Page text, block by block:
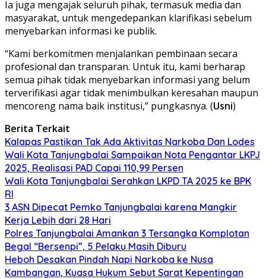
Ia juga mengajak seluruh pihak, termasuk media dan
masyarakat, untuk mengedepankan klarifikasi sebelum
menyebarkan informasi ke publik.
“Kami berkomitmen menjalankan pembinaan secara
profesional dan transparan. Untuk itu, kami berharap
semua pihak tidak menyebarkan informasi yang belum
terverifikasi agar tidak menimbulkan keresahan maupun
mencoreng nama baik institusi,” pungkasnya. (Usni)
Berita Terkait
Kalapas Pastikan Tak Ada Aktivitas Narkoba Dan Lodes
Wali Kota Tanjungbalai Sampaikan Nota Pengantar LKPJ
2025, Realisasi PAD Capai 110,99 Persen
Wali Kota Tanjungbalai Serahkan LKPD TA 2025 ke BPK
RI
3 ASN Dipecat Pemko Tanjungbalai karena Mangkir
Kerja Lebih dari 28 Hari
Polres Tanjungbalai Amankan 3 Tersangka Komplotan
Begal “Bersenpi”, 5 Pelaku Masih Diburu
Heboh Desakan Pindah Napi Narkoba ke Nusa
Kambangan, Kuasa Hukum Sebut Sarat Kepentingan